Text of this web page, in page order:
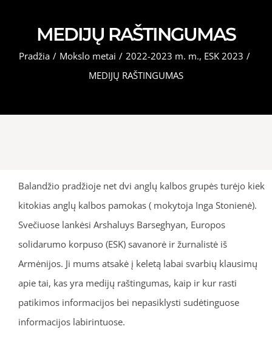
MEDIJŲ RAŠTINGUMAS
Pradžia / Mokslo metai / 2022-2023 m. m., ESK 2023 /
MEDIJŲ RAŠTINGUMAS
Balandžio pradžioje net dvi anglų kalbos grupės turėjo kiek
kitokias anglų kalbos pamokas ( mokytoja Inga Stonienė).
Svečiuose lankėsi Arshaluys Barseghyan, Europos
solidarumo korpuso (ESK) savanorė ir žurnalistė iš
Armėnijos. Ji mums atsakė į keletą labai svarbių klausimų
apie tai, kas yra medijų raštingumas, kaip ir kur rasti
patikimos informacijos bei nepasiklysti sudėtinguose
informacijos labirintuose.